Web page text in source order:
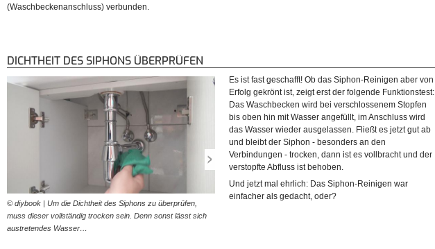
(Waschbeckenanschluss) verbunden.
DICHTHEIT DES SIPHONS ÜBERPRÜFEN
© diybook | Um die Dichtheit des Siphons zu überprüfen,
muss dieser vollständig trocken sein. Denn sonst lässt sich
austretendes Wasser…
© diybook | Um die Funktion und die Dichtheit des Siphons zu
Es ist fast geschafft! Ob das Siphon-Reinigen aber von
Erfolg gekrönt ist, zeigt erst der folgende Funktionstest:
Das Waschbecken wird bei verschlossenem Stopfen
bis oben hin mit Wasser angefüllt, im Anschluss wird
das Wasser wieder ausgelassen. Fließt es jetzt gut ab
und bleibt der Siphon - besonders an den
Verbindungen - trocken, dann ist es vollbracht und der
verstopfte Abfluss ist behoben.
Und jetzt mal ehrlich: Das Siphon-Reinigen war
einfacher als gedacht, oder?